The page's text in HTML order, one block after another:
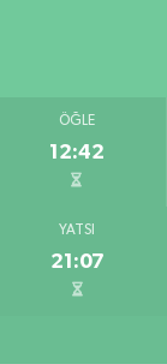
ÖĞLE
12:42
YATSI
21:07